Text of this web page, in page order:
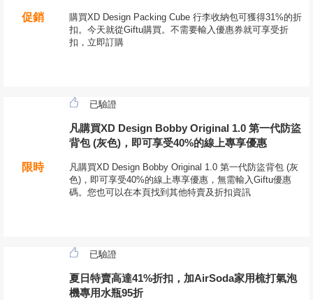
促銷
購買XD Design Packing Cube 行李收納包可獲得31%的折
扣。今天就從Giftu購買。不需要輸入優惠券就可享受折
扣，立即訂購
限時
已驗證
凡購買XD Design Bobby Original 1.0 第一代防盜
背包 (灰色)，即可享受40%的線上專享優惠
凡購買XD Design Bobby Original 1.0 第一代防盜背包 (灰
色)，即可享受40%的線上專享優惠，無需輸入Giftu優惠
碼。您也可以在本頁找到其他特賣及折扣資訊
已驗證
夏日特賣高達41%折扣，加AirSoda家用梳打氣泡
機專用水瓶95折